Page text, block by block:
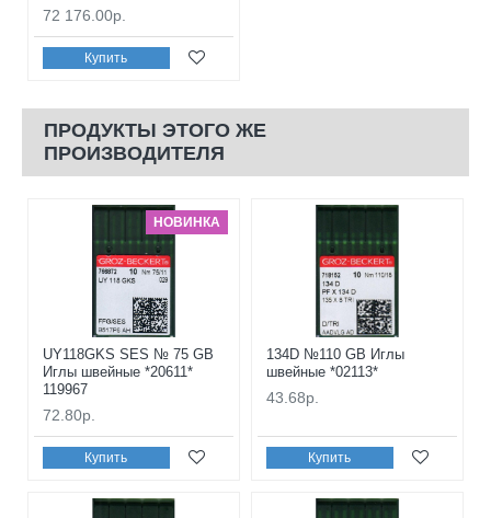
72 176.00р.
Купить
ПРОДУКТЫ ЭТОГО ЖЕ
ПРОИЗВОДИТЕЛЯ
НОВИНКА
UY118GKS SES № 75 GB
Иглы швейные *20611*
119967
72.80р.
Купить
134D №110 GB Иглы
швейные *02113*
43.68р.
Купить